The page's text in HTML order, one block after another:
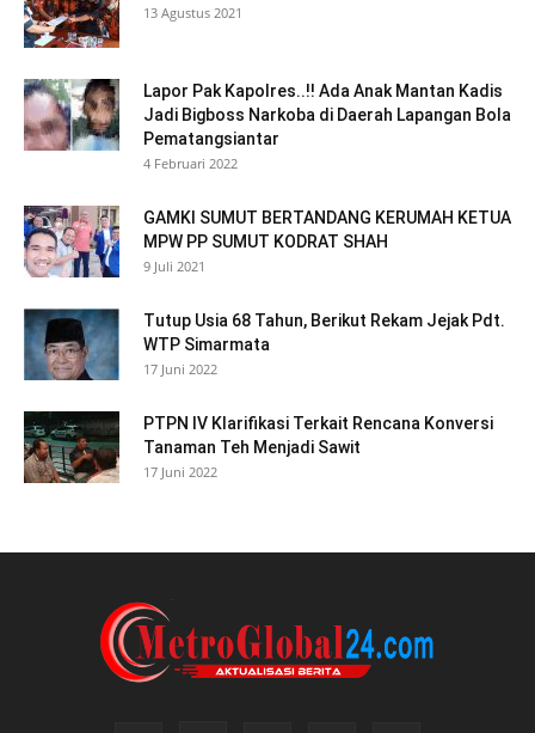
13 Agustus 2021
Lapor Pak Kapolres..!! Ada Anak Mantan Kadis
Jadi Bigboss Narkoba di Daerah Lapangan Bola
Pematangsiantar
4 Februari 2022
GAMKI SUMUT BERTANDANG KERUMAH KETUA
MPW PP SUMUT KODRAT SHAH
9 Juli 2021
Tutup Usia 68 Tahun, Berikut Rekam Jejak Pdt.
WTP Simarmata
17 Juni 2022
PTPN IV Klarifikasi Terkait Rencana Konversi
Tanaman Teh Menjadi Sawit
17 Juni 2022